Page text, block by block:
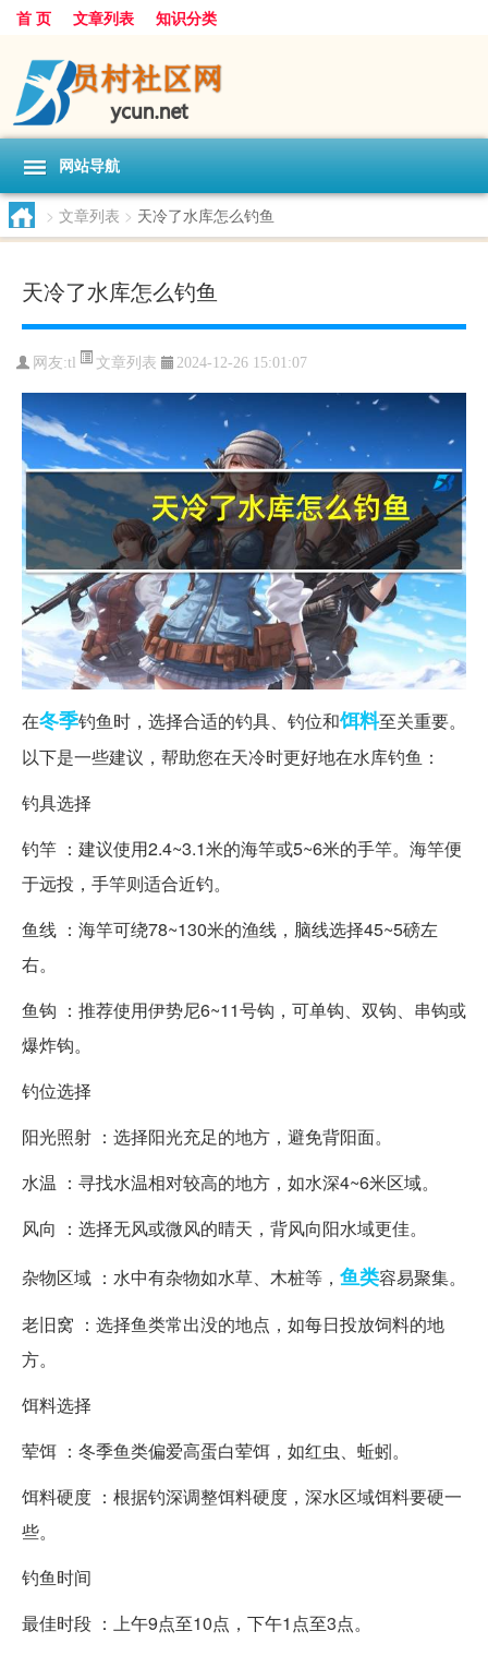
首 页 文章列表 知识分类
网站导航
> 文章列表 > 天冷了水库怎么钓鱼
天冷了水库怎么钓鱼
网友:tl 文章列表 2024-12-26 15:01:07
在冬季钓鱼时，选择合适的钓具、钓位和饵料至关重要。
以下是一些建议，帮助您在天冷时更好地在水库钓鱼：
钓具选择
钓竿 ：建议使用2.4~3.1米的海竿或5~6米的手竿。海竿便
于远投，手竿则适合近钓。
鱼线 ：海竿可绕78~130米的渔线，脑线选择45~5磅左
右。
鱼钩 ：推荐使用伊势尼6~11号钩，可单钩、双钩、串钩或
爆炸钩。
钓位选择
阳光照射 ：选择阳光充足的地方，避免背阳面。
水温 ：寻找水温相对较高的地方，如水深4~6米区域。
风向 ：选择无风或微风的晴天，背风向阳水域更佳。
杂物区域 ：水中有杂物如水草、木桩等， 鱼类容易聚集。
老旧窝 ：选择鱼类常出没的地点，如每日投放饲料的地
方。
饵料选择
荤饵 ：冬季鱼类偏爱高蛋白荤饵，如红虫、蚯蚓。
饵料硬度 ：根据钓深调整饵料硬度，深水区域饵料要硬一
些。
钓鱼时间
最佳时段 ：上午9点至10点，下午1点至3点。